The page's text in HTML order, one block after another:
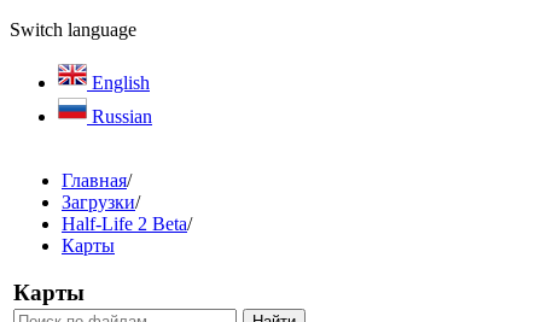
Switch language
English
Russian
Главная/
Загрузки/
Half-Life 2 Beta/
Карты
Карты